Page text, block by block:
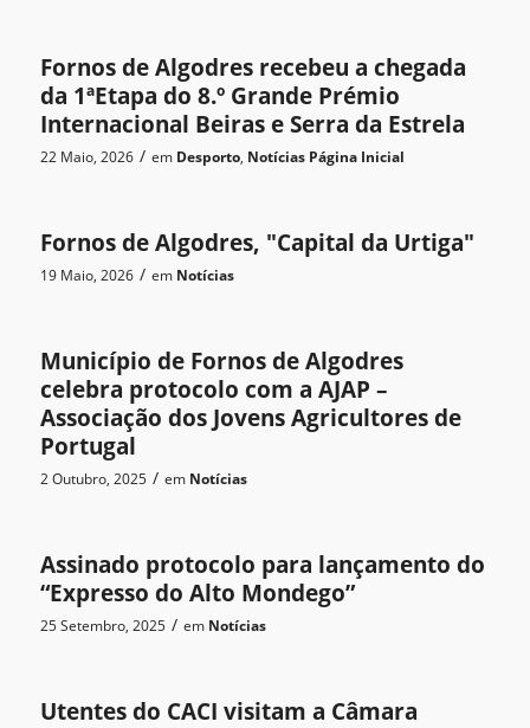
Fornos de Algodres recebeu a chegada
da 1ªEtapa do 8.º Grande Prémio
Internacional Beiras e Serra da Estrela
22 Maio, 2026 / em Desporto, Notícias Página Inicial
Fornos de Algodres, "Capital da Urtiga"
19 Maio, 2026 / em Notícias
Município de Fornos de Algodres
celebra protocolo com a AJAP –
Associação dos Jovens Agricultores de
Portugal
2 Outubro, 2025 / em Notícias
Assinado protocolo para lançamento do
“Expresso do Alto Mondego”
25 Setembro, 2025 / em Notícias
Utentes do CACI visitam a Câmara